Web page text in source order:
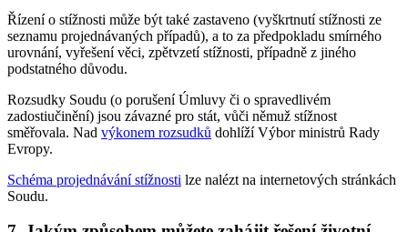
Řízení o stížnosti může být také zastaveno (vyškrtnutí stížnosti ze
seznamu projednávaných případů), a to za předpokladu smírného
urovnání, vyřešení věci, zpětvzetí stížnosti, případně z jiného
podstatného důvodu.
Rozsudky Soudu (o porušení Úmluvy či o spravedlivém
zadostiučinění) jsou závazné pro stát, vůči němuž stížnost
směřovala. Nad výkonem rozsudků dohlíží Výbor ministrů Rady
Evropy.
Schéma projednávání stížnosti lze nalézt na internetových stránkách
Soudu.